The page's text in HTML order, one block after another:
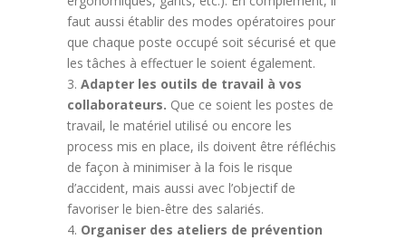
faut aussi établir des modes opératoires pour
que chaque poste occupé soit sécurisé et que
les tâches à effectuer le soient également.
Adapter les outils de travail à vos
collaborateurs. Que ce soient les postes de
travail, le matériel utilisé ou encore les
process mis en place, ils doivent être réfléchis
de façon à minimiser à la fois le risque
d’accident, mais aussi avec l’objectif de
favoriser le bien-être des salariés.
Organiser des ateliers de prévention